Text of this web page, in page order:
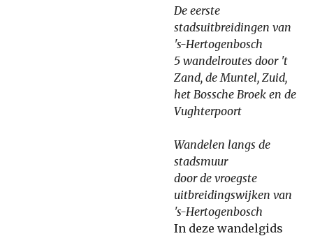
De eerste
stadsuitbreidingen van
's-Hertogenbosch
5 wandelroutes door 't
Zand, de Muntel, Zuid,
het Bossche Broek en de
Vughterpoort
Wandelen langs de
stadsmuur
door de vroegste
uitbreidingswijken van
's-Hertogenbosch
In deze wandelgids